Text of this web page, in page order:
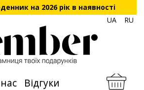
на 2026 рік в наявності
UA
RU
Відгуки